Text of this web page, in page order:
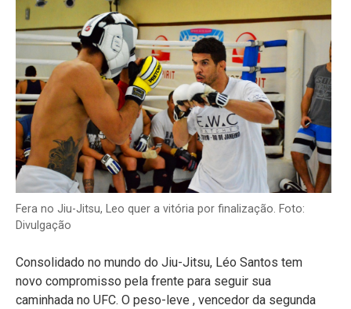
Fera no Jiu-Jitsu, Leo quer a vitória por finalização. Foto:
Divulgação
Consolidado no mundo do Jiu-Jitsu, Léo Santos tem
novo compromisso pela frente para seguir sua
caminhada no UFC. O peso-leve , vencedor da segunda